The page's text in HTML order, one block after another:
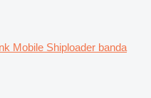
Mobile Shiploader banda